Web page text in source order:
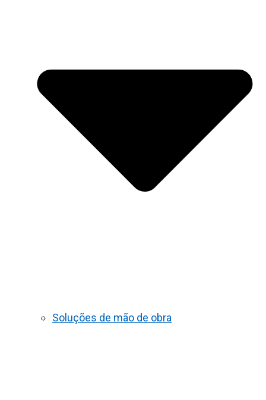
Soluções de mão de obra